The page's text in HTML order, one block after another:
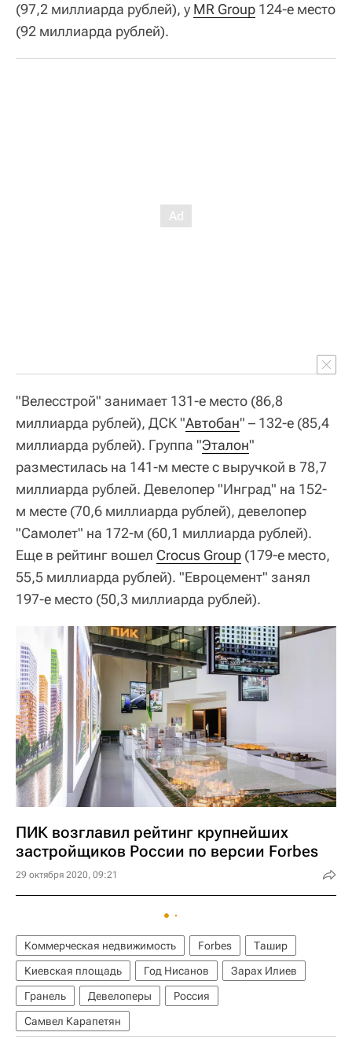
(97,2 миллиарда рублей), у MR Group 124-е место
(92 миллиарда рублей).
"Велесстрой" занимает 131-е место (86,8
миллиарда рублей), ДСК "Автобан" – 132-е (85,4
миллиарда рублей). Группа "Эталон"
разместилась на 141-м месте с выручкой в 78,7
миллиарда рублей. Девелопер "Инград" на 152-
м месте (70,6 миллиарда рублей), девелопер
"Самолет" на 172-м (60,1 миллиарда рублей).
Еще в рейтинг вошел Crocus Group (179-е место,
55,5 миллиарда рублей). "Евроцемент" занял
197-е место (50,3 миллиарда рублей).
ПИК возглавил рейтинг крупнейших
застройщиков России по версии Forbes
29 октября 2020, 09:21
Коммерческая недвижимость Forbes
Ташир
Киевская площадь
Год Нисанов
Зарах Илиев
Гранель
Девелоперы
Россия
Самвел Карапетян